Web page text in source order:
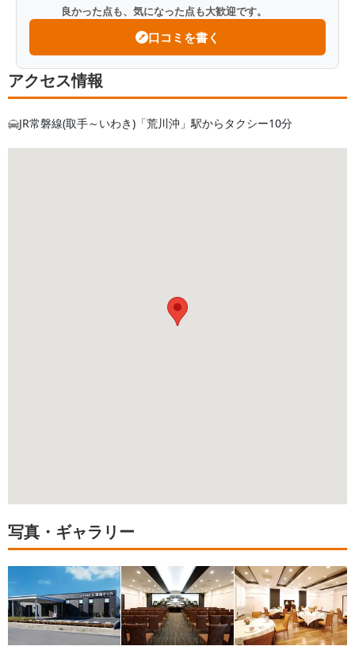
良かった点も、気になった点も大歓迎です。
口コミを書く
アクセス情報
JR常磐線(取手～いわき)「荒川沖」駅からタクシー10分
写真・ギャラリー